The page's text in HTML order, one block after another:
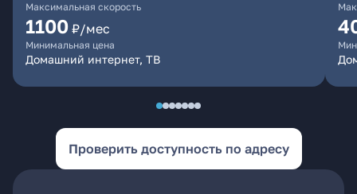
Максимальная скорость
1100 ₽/мес
Минимальная цена
Домашний интернет, ТВ
Проверить доступность по адресу